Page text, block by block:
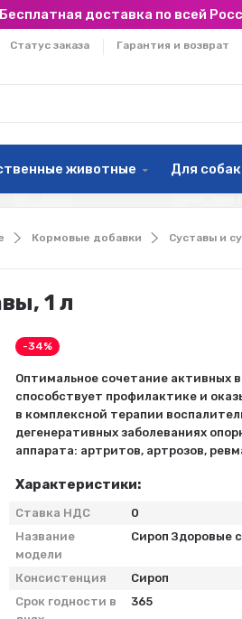
Бесплатная доставка по всей
Статус заказа Гарантия и возврат
животные Для собак
Кормовые добавки Суставы и
1 л
-34%
Оптимальное сочетание активных
способствует профилактике и
в комплексной терапии
дегенеративных заболеваниях
аппарата: артритов, артрозов,
Характеристики:
Ставка НДС
0
Название
модели
Сироп Здоровые
Консистенция
Сироп
Срок годности в
365